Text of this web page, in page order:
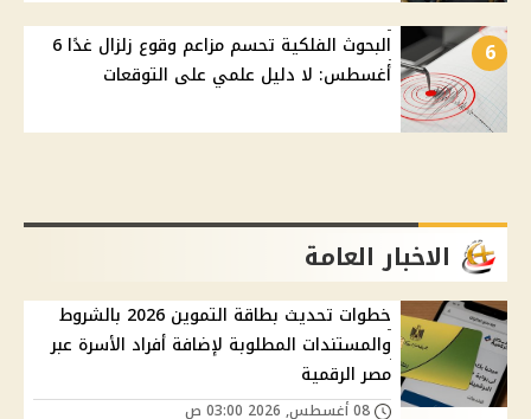
6
البحوث الفلكية تحسم مزاعم وقوع زلزال غدًا 6
أغسطس: لا دليل علمي على التوقعات
الاخبار العامة
خطوات تحديث بطاقة التموين 2026 بالشروط
والمستندات المطلوبة لإضافة أفراد الأسرة عبر
مصر الرقمية